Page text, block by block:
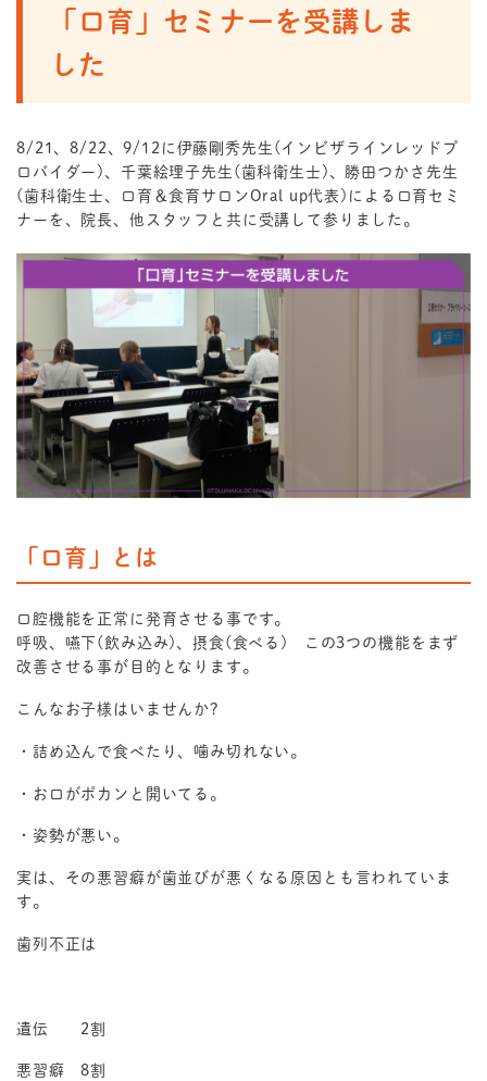
「口育」セミナーを受講しま
した
8/21、8/22、9/12に伊藤剛秀先生(インビザラインレッドプ
ロバイダー)、千葉絵理子先生(歯科衛生士)、勝田つかさ先生
(歯科衛生士、口育＆食育サロンOral up代表)による口育セミ
ナーを、院長、他スタッフと共に受講して参りました。
「口育」とは
口腔機能を正常に発育させる事です。
呼吸、嚥下(飲み込み)、摂食(食べる) この3つの機能をまず
改善させる事が目的となります。
こんなお子様はいませんか?
・詰め込んで食べたり、噛み切れない。
・お口がポカンと開いてる。
・姿勢が悪い。
実は、その悪習癖が歯並びが悪くなる原因とも言われていま
す。
歯列不正は
遺伝 2割
悪習癖 8割